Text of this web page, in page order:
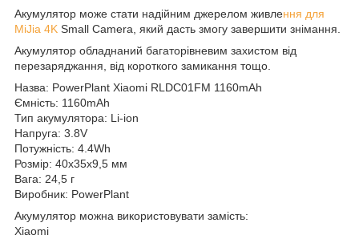
Акумулятор може стати надійним джерелом живлення для
MiJia 4K Small Camera, який дасть змогу завершити знімання.
Акумулятор обладнаний багаторівневим захистом від
перезаряджання, від короткого замикання тощо.
Назва: PowerPlant Xiaomi RLDC01FM 1160mAh
Ємність: 1160mAh
Тип акумулятора: Li-ion
Напруга: 3.8V
Потужність: 4.4Wh
Розмір: 40x35x9,5 мм
Вага: 24,5 г
Виробник: PowerPlant
Акумулятор можна використовувати замість:
Xiaomi